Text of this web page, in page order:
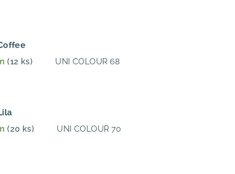
(12 ks) UNI COLOUR 68
(20 ks) UNI COLOUR 70